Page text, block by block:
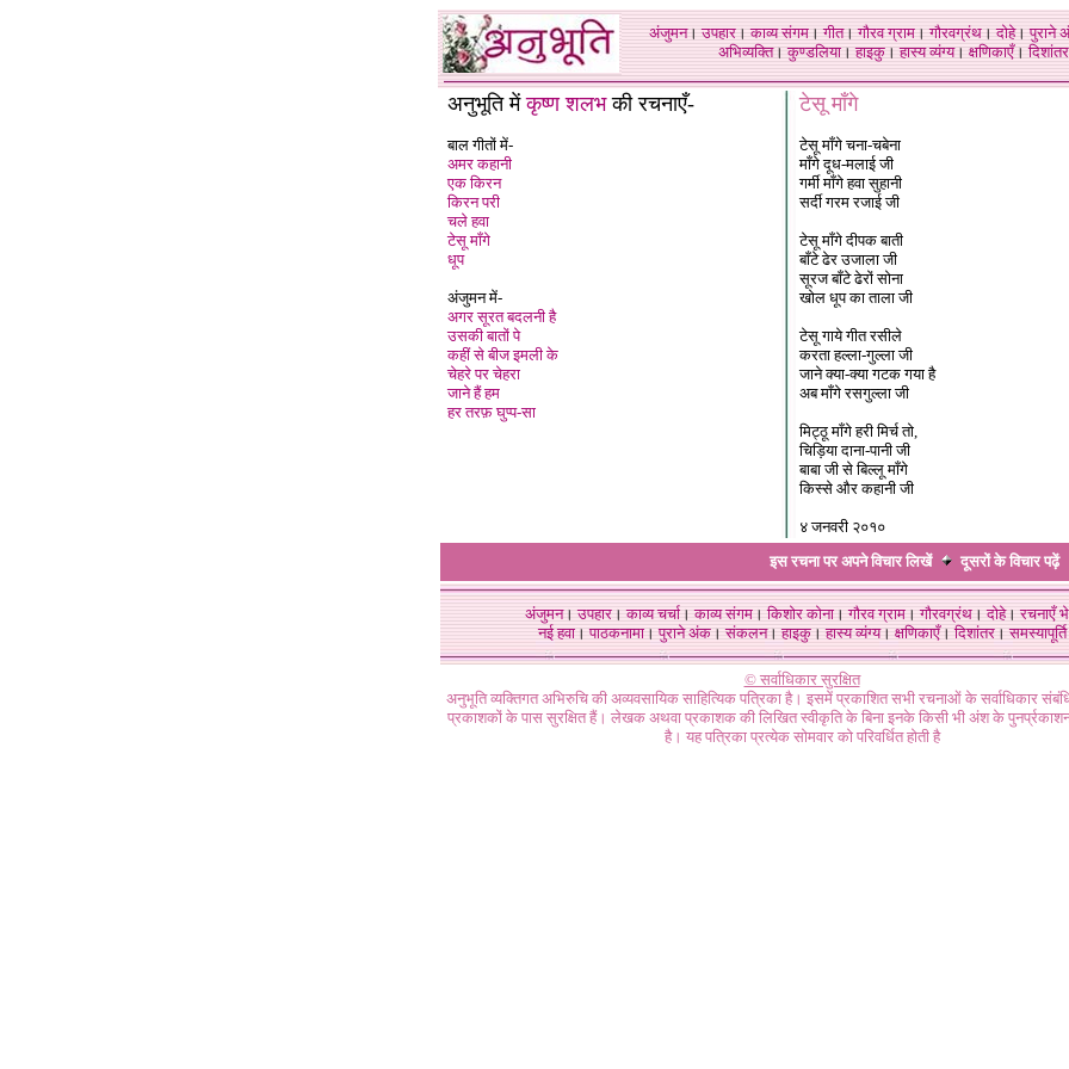
अंजुमन।उपहार।काव्य संगम।गीत।गौरव ग्राम।गौरवग्रंथ।दोहे।पुराने
अभिव्यक्ति।कुण्डलिया।हाइकु।हास्य व्यंग्य।क्षणिकाएँ।दिशांतर
अनुभूति मेंकृष्ण शलभकी रचनाएँ-
बाल गीतों में-
अमर कहानी
एक किरन
किरन परी
चले हवा
टेसू माँगे
धूप
अंजुमन में-
अगर सूरत बदलनी है
उसकी बातों पे
कहीं से बीज इमली के
चेहरे पर चेहरा
जाने हैं हम
हर तरफ़ घुप्प-सा
टेसू माँगे
टेसू माँगे चना-चबेना
माँगे दूध-मलाई जी
गर्मी माँगे हवा सुहानी
सर्दी गरम रजाई जी
टेसू माँगे दीपक बाती
बाँटे ढेर उजाला जी
सूरज बाँटे ढेरों सोना
खोल धूप का ताला जी
टेसू गाये गीत रसीले
करता हल्ला-गुल्ला जी
जाने क्या-क्या गटक गया है
अब माँगे रसगुल्ला जी
मिट्ठू माँगे हरी मिर्च तो,
चिड़िया दाना-पानी जी
बाबा जी से बिल्लू माँगे
किस्से और कहानी जी
४ जनवरी २०१०
इस रचना पर अपने विचार लिखें
दूसरों के विचारपढ़ें
अंजुमन।उपहार।काव्य चर्चा।काव्य संगम।किशोर कोना।गौरव ग्राम।गौरवग्रंथ।दोहे।रचनाएँ
नई हवा। पाठकनामा। पुराने अंक। संकलन। हाइकु। हास्य व्यंग्य। क्षणिकाएँ। दिशांतर। समस्यापूर्ति
© सर्वाधिकार सुरक्षित
अनुभूति व्यक्तिगत अभिरुचि की अव्यवसायिक साहित्यिक पत्रिका है। इसमें प्रकाशित सभी रचनाओं के सर्वाधिकार
प्रकाशकों के पास सुरक्षित हैं। लेखक अथवा प्रकाशक की लिखित स्वीकृति के बिना इनके किसी भी अंश के
है। यह पत्रिका प्रत्येक सोमवार को परिवर्धित होती है